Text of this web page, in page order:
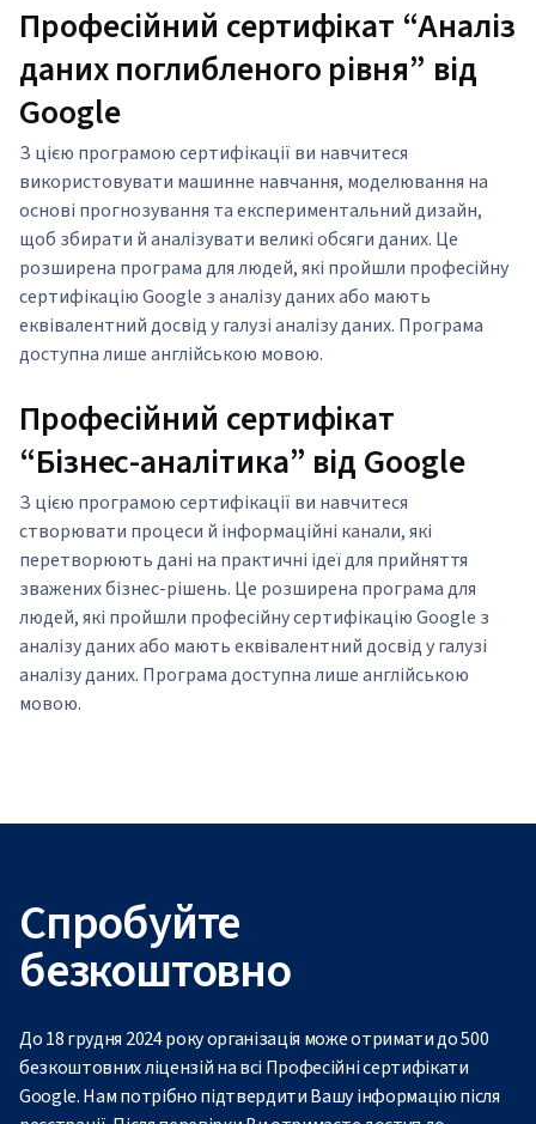
Професійний сертифікат “Аналіз
даних поглибленого рівня” від
Google
З цією програмою сертифікації ви навчитеся
використовувати машинне навчання, моделювання на
основі прогнозування та експериментальний дизайн,
щоб збирати й аналізувати великі обсяги даних. Це
розширена програма для людей, які пройшли професійну
сертифікацію Google з аналізу даних або мають
еквівалентний досвід у галузі аналізу даних. Програма
доступна лише англійською мовою.
Професійний сертифікат
“Бізнес-аналітика” від Google
З цією програмою сертифікації ви навчитеся
створювати процеси й інформаційні канали, які
перетворюють дані на практичні ідеї для прийняття
зважених бізнес-рішень. Це розширена програма для
людей, які пройшли професійну сертифікацію Google з
аналізу даних або мають еквівалентний досвід у галузі
аналізу даних. Програма доступна лише англійською
мовою.
Спробуйте
безкоштовно
До 18 грудня 2024 року організація може отримати до 500
безкоштовних ліцензій на всі Професійні сертифікати
Google. Нам потрібно підтвердити Вашу інформацію після